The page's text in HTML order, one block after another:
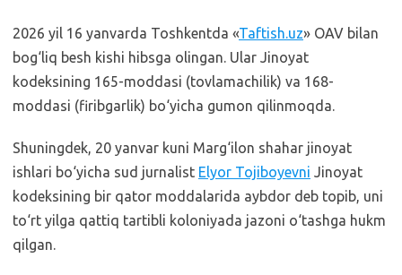
2026 yil 16 yanvarda Toshkentda «Taftish.uz» OAV bilan
bog‘liq besh kishi hibsga olingan. Ular Jinoyat
kodeksining 165-moddasi (tovlamachilik) va 168-
moddasi (firibgarlik) bo‘yicha gumon qilinmoqda.
Shuningdek, 20 yanvar kuni Marg‘ilon shahar jinoyat
ishlari bo‘yicha sud jurnalist Elyor Tojiboyevni Jinoyat
kodeksining bir qator moddalarida aybdor deb topib, uni
to‘rt yilga qattiq tartibli koloniyada jazoni o‘tashga hukm
qilgan.